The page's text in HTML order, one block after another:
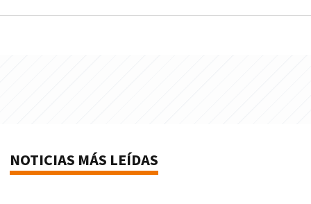
NOTICIAS MÁS LEÍDAS